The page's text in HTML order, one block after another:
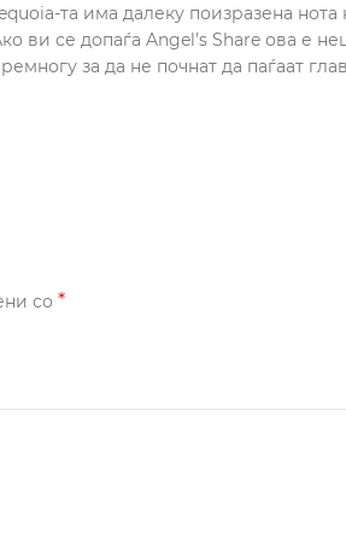
та има далеку поизразена
ви се допаѓа Angel’s Share ова е
за да не почнат да паѓаат
со *